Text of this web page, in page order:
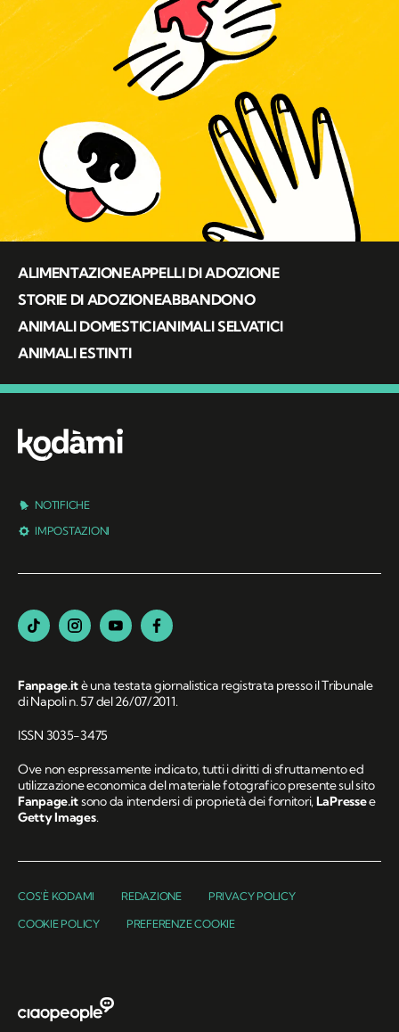
ALIMENTAZIONEAPPELLI DI ADOZIONE
STORIE DI ADOZIONEABBANDONO
ANIMALI DOMESTICIANIMALI SELVATICI
ANIMALI ESTINTI
NOTIFICHE
IMPOSTAZIONI
Fanpage.itè una testata giornalistica registrata presso il Tribunale
di Napoli n. 57 del 26/07/2011.
ISSN 3035-3475
Ove non espressamente indicato, tutti i diritti di sfruttamento ed
utilizzazione economica del materiale fotografico presente sul sito
Fanpage.itsono da intendersi di proprietà dei fornitori,LaPressee
Getty Images.
COS'È KODAMI REDAZIONE PRIVACY POLICY
COOKIE POLICY PREFERENZE COOKIE